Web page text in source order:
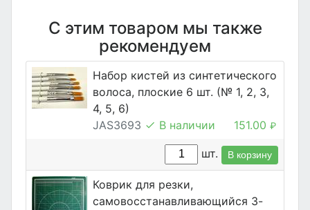
С этим товаром мы также
рекомендуем
Набор кистей из синтетического
волоса, плоские 6 шт. (№ 1, 2, 3,
4, 5, 6)
JAS3693
В наличии 151.00 ₽
шт. В корзину
Коврик для резки,
самовосстанавливающийся 3-